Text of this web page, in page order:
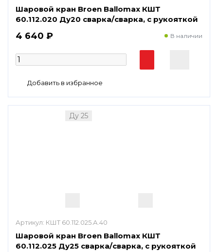
Шаровой кран Broen Ballomax КШТ
60.112.020 Ду20 сварка/сварка, с рукояткой
4 640 ₽ В наличии
Ду 25
Артикул: КШТ 60.112.025.А.40
Шаровой кран Broen Ballomax КШТ
60.112.025 Ду25 сварка/сварка, с рукояткой